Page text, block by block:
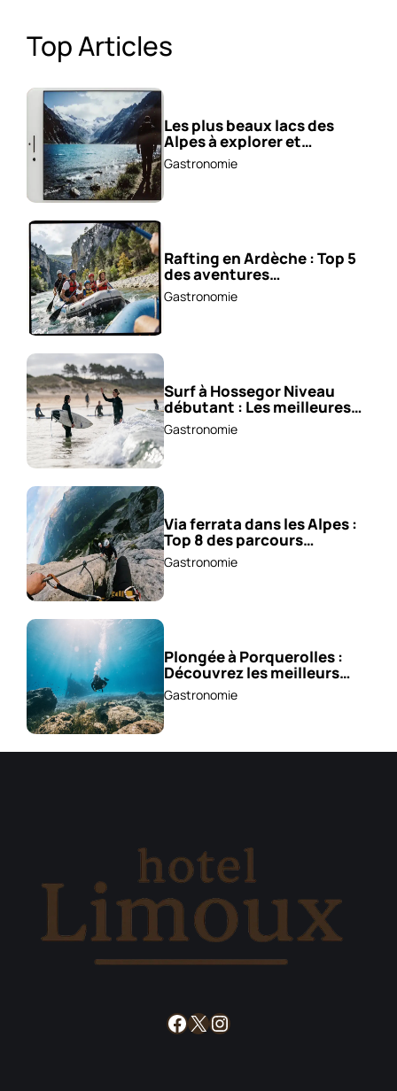
Top Articles
Les plus beaux lacs des
Alpes à explorer et
photographier !
Gastronomie
Rafting en Ardèche : Top 5
des aventures
incontournables !
Gastronomie
Surf à Hossegor Niveau
débutant : Les meilleures
écoles !
Gastronomie
Via ferrata dans les Alpes :
Top 8 des parcours
sensationnels !
Gastronomie
Plongée à Porquerolles :
Découvrez les meilleurs
spots !
Gastronomie
Facebook
X Instagram